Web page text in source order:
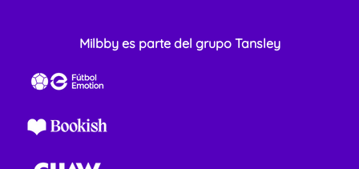
Milbby es parte del grupo Tansley